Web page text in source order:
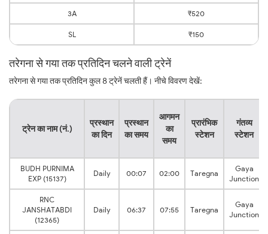
3A ₹520
SL ₹150
तरेगना से गया तक प्रतिदिन चलने वाली ट्रेनें
तरेगना से गया तक प्रतिदिन कुल 8 ट्रेनें चलती हैं। नीचे विवरण देखें:
ट्रेन का नाम (नं.)
प्रस्थान
का दिन
प्रस्थान
का समय
आगमन
का
समय
प्रारंभिक
स्टेशन
गंतव्य
स्टेशन
BUDH PURNIMA
EXP (15137)
Daily 00:07 02:00 Taregna
Gaya
Junction
RNC
JANSHATABDI
(12365)
Daily 06:37 07:55 Taregna
Gaya
Junction